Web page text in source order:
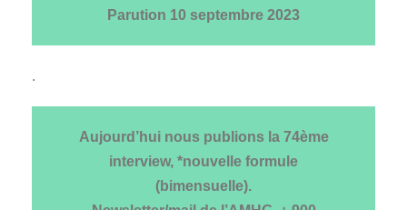
Parution 10 septembre 2023
.
Aujourd’hui nous publions la 74ème
interview, *nouvelle formule
(bimensuelle).